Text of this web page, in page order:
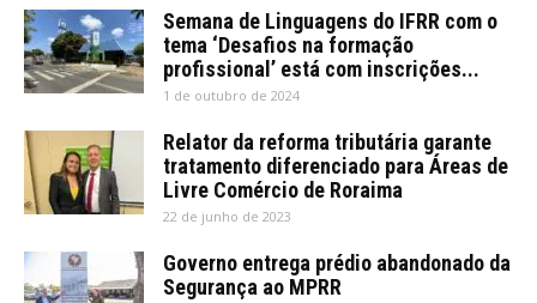
Semana de Linguagens do IFRR com o
tema ‘Desafios na formação
profissional’ está com inscrições...
1 de outubro de 2024
Relator da reforma tributária garante
tratamento diferenciado para Áreas de
Livre Comércio de Roraima
22 de junho de 2023
Governo entrega prédio abandonado da
Segurança ao MPRR